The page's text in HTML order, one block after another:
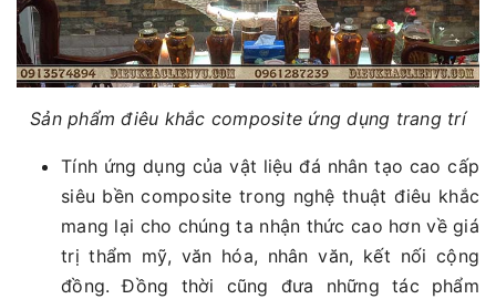
Sản phẩm điêu khắc composite ứng dụng trang trí
Tính ứng dụng của vật liệu đá nhân tạo cao cấp
siêu bền composite trong nghệ thuật điêu khắc
mang lại cho chúng ta nhận thức cao hơn về giá
trị thẩm mỹ, văn hóa, nhân văn, kết nối cộng
đồng. Đồng thời cũng đưa những tác phẩm